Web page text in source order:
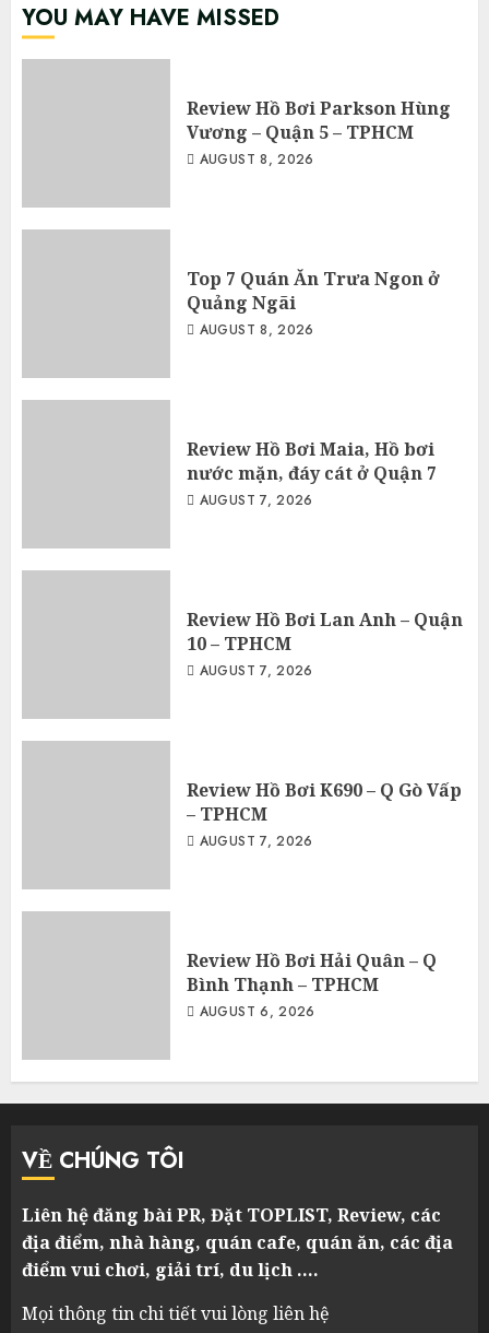
YOU MAY HAVE MISSED
Review Hồ Bơi Parkson Hùng
Vương – Quận 5 – TPHCM
AUGUST 8, 2026
Top 7 Quán Ăn Trưa Ngon ở
Quảng Ngãi
AUGUST 8, 2026
Review Hồ Bơi Maia, Hồ bơi
nước mặn, đáy cát ở Quận 7
AUGUST 7, 2026
Review Hồ Bơi Lan Anh – Quận
10 – TPHCM
AUGUST 7, 2026
Review Hồ Bơi K690 – Q Gò Vấp
– TPHCM
AUGUST 7, 2026
Review Hồ Bơi Hải Quân – Q
Bình Thạnh – TPHCM
AUGUST 6, 2026
VỀ CHÚNG TÔI
Liên hệ đăng bài PR, Đặt TOPLIST, Review, các
địa điểm, nhà hàng, quán cafe, quán ăn, các địa
điểm vui chơi, giải trí, du lịch ….
Mọi thông tin chi tiết vui lòng liên hệ